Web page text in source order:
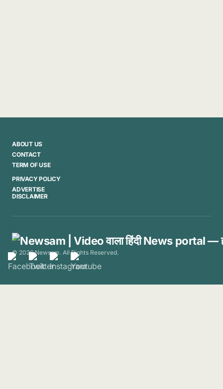
ABOUT US
CONTACT
TERM OF USE
PRIVACY POLICY
ADVERTISE
DISCLAIMER
© 2026 Newsam. All Rights Reserved.